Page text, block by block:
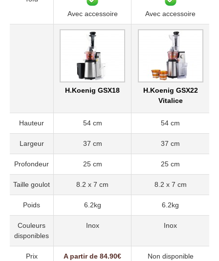
Avec accessoire
Avec accessoire
H.Koenig GSX18
H.Koenig GSX22
Vitalice
Hauteur 54 cm 54 cm
Largeur 37 cm 37 cm
Profondeur 25 cm 25 cm
Taille goulot 8.2 x 7 cm 8.2 x 7 cm
Poids 6.2kg 6.2kg
Couleurs
disponibles
Inox Inox
Prix
A partir de 84.90€
Non disponible